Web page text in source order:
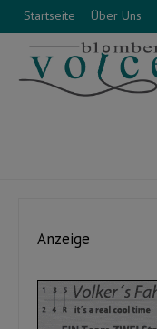
Startseite Über Uns
Anzeige